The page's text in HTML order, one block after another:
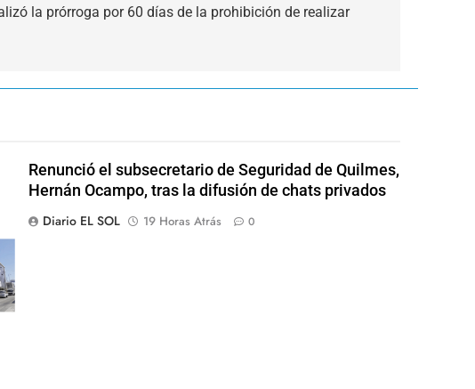
la prórroga por 60 días de la prohibición de realizar
Renunció el subsecretario de Seguridad de Quilmes,
Hernán Ocampo, tras la difusión de chats privados
Diario EL SOL
19 Horas Atrás 0